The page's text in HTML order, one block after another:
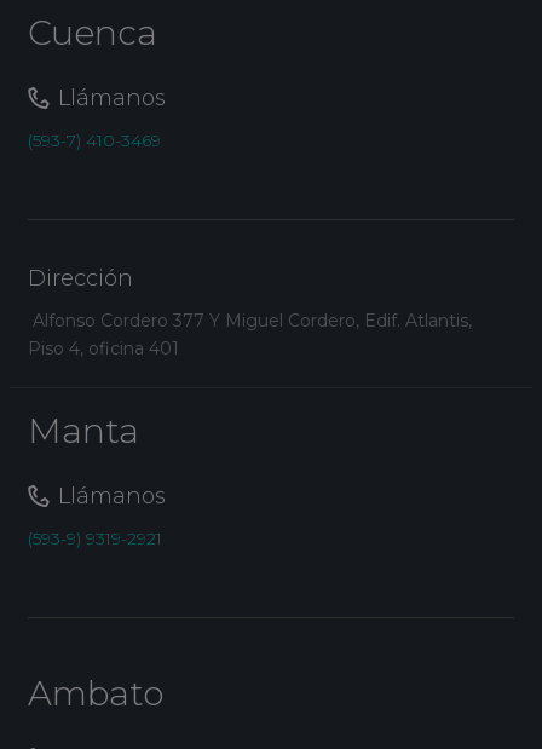
Cuenca
Llámanos
(593-7) 410-3469
Dirección
Alfonso Cordero 377 Y Miguel Cordero, Edif. Atlantis,
Piso 4, oficina 401
Manta
Llámanos
(593-9) 9319-2921
Ambato